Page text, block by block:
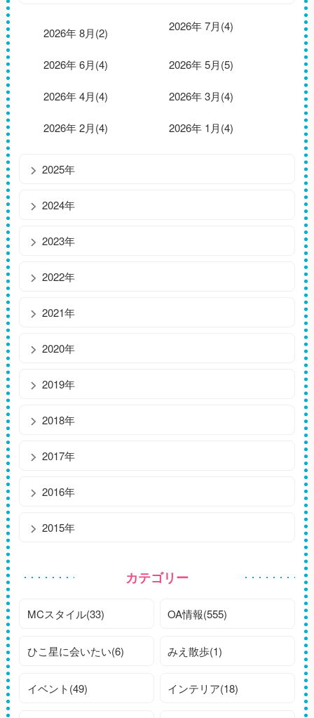
2026年 8月(2) 2026年 7月(4)
2026年 6月(4) 2026年 5月(5)
2026年 4月(4) 2026年 3月(4)
2026年 2月(4) 2026年 1月(4)
2025年
2024年
2023年
2022年
2021年
2020年
2019年
2018年
2017年
2016年
2015年
カテゴリー
MCスタイル(33) OA情報(555)
ひこ星に会いたい(6) みえ散歩(1)
イベント(49) インテリア(18)